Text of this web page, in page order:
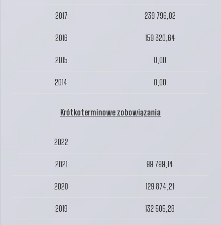
2017 239 796,02
2016 159 320,64
2015 0,00
2014 0,00
Krótkoterminowe zobowiązania
2022
2021 99 799,14
2020 129 874,21
2019 132 505,28